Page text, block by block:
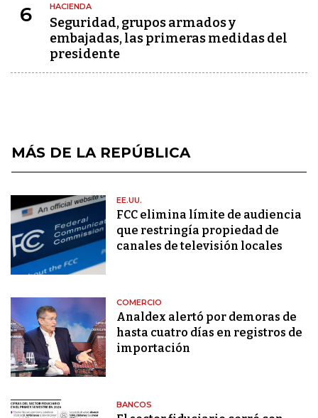
6 HACIENDA
Seguridad, grupos armados y
embajadas, las primeras medidas del
presidente
MÁS DE LA REPÚBLICA
EE.UU.
FCC elimina límite de audiencia
que restringía propiedad de
canales de televisión locales
COMERCIO
Analdex alertó por demoras de
hasta cuatro días en registros de
importación
BANCOS